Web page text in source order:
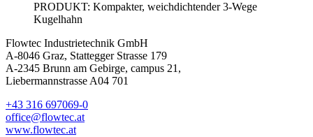
PRODUKT: Kompakter, weichdichtender 3-Wege
Kugelhahn
Flowtec Industrietechnik GmbH
A-8046 Graz, Stattegger Strasse 179
A-2345 Brunn am Gebirge, campus 21,
Liebermannstrasse A04 701
+43 316 697069-0
office@flowtec.at
www.flowtec.at